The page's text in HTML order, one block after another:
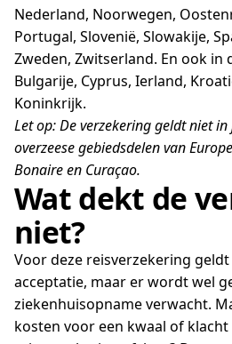
Nederland, Noorwegen,
Portugal, Slovenië, Slowakije,
Zweden, Zwitserland. En ook in
Bulgarije, Cyprus, Ierland,
Koninkrijk.
Let op: De verzekering geldt niet
overzeese gebiedsdelen van
Bonaire en Curaçao.
Wat dekt de
niet?
Voor deze reisverzekering
acceptatie, maar er wordt wel
ziekenhuisopname verwacht.
kosten voor een kwaal of